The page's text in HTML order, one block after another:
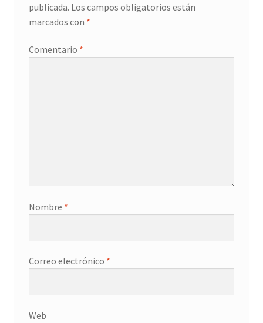
Política de Privacidad Y Cookies
publicada. Los campos obligatorios están
marcados con *
Comentario *
Nombre *
Correo electrónico *
Web